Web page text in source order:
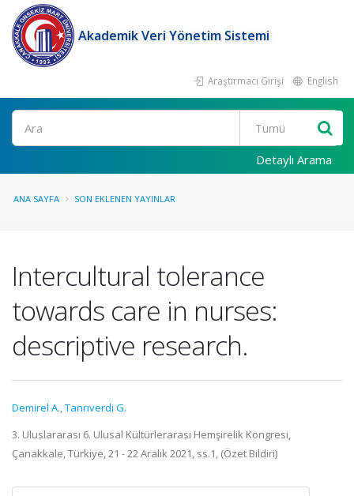
Akademik Veri Yönetim Sistemi
Araştırmacı Girişi English
Ara
Detaylı Arama
ANA SAYFA SON EKLENEN YAYINLAR
Intercultural tolerance
towards care in nurses:
descriptive research.
Demirel A.,Tanrıverdi G.
3. Uluslararası 6. Ulusal Kültürlerarası Hemşirelik Kongresi,
Çanakkale, Türkiye, 21 - 22 Aralık 2021, ss.1, (Özet Bildiri)